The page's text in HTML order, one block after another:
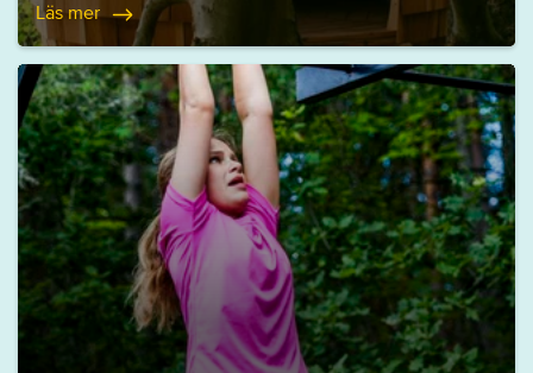
Läs mer